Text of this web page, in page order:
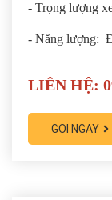
- Trọng lượng
- Năng lượng:
LIÊN HỆ:
GỌI NGAY